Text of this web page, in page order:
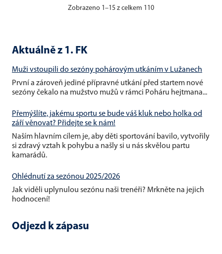
Zobrazeno 1–15 z celkem 110
Aktuálně z 1. FK
Muži vstoupili do sezóny pohárovým utkáním v Lužanech
První a zároveň jediné přípravné utkání před startem nové
sezóny čekalo na mužstvo mužů v rámci Poháru hejtmana...
Přemýšlíte, jakému sportu se bude váš kluk nebo holka od
září věnovat? Přidejte se k nám!
Naším hlavním cílem je, aby děti sportování bavilo, vytvořily
si zdravý vztah k pohybu a našly si u nás skvělou partu
kamarádů.
Ohlédnutí za sezónou 2025/2026
Jak viděli uplynulou sezónu naši trenéři? Mrkněte na jejich
hodnocení!
Odjezd k zápasu